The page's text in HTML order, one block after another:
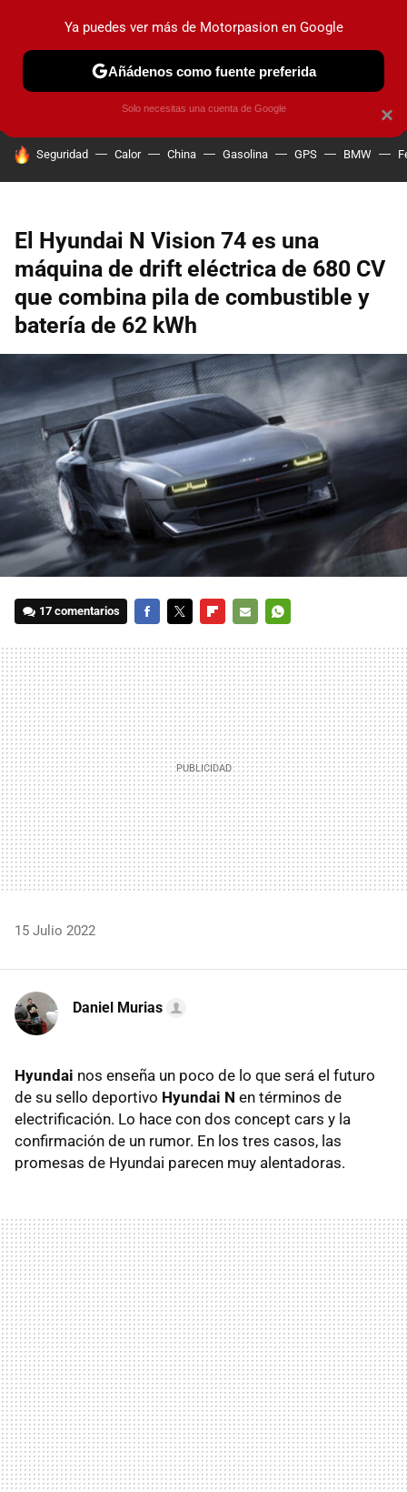
PRUEBAS COCHES ELÉCTRICOS OBSERVATORIO
HOY SE HABLA DE
Seguridad Calor China Gasolina GPS BMW
El Hyundai N Vision 74 es una
máquina de drift eléctrica de 680 CV
que combina pila de combustible y
batería de 62 kWh
17 comentarios
MAIL
15 Julio 2022
Daniel Murias
Hyundai nos enseña un poco de lo que será el futuro
de su sello deportivo Hyundai N en términos de
electrificación. Lo hace con dos concept cars y la
confirmación de un rumor. En los tres casos, las
promesas de Hyundai parecen muy alentadoras.
×
Ya puedes ver más de Motorpasion en Google
Añádenos como fuente preferida
Solo necesitas una cuenta de Google